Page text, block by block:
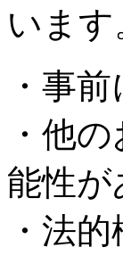
います
・事
・他
能性が
・法